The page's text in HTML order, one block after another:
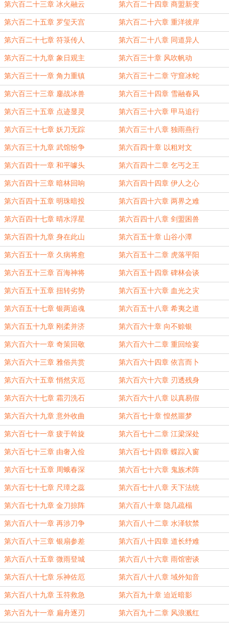
第六百二十三章 冰火融云 第六百二十四章 商盟新变
第六百二十五章 罗玺天宫 第六百二十六章 重洋彼岸
第六百二十七章 符箓传人 第六百二十八章 同道异人
第六百二十九章 象日观主 第六百三十章 风吹帆动
第六百三十一章 角力重镇 第六百三十二章 守窟冰蛇
第六百三十三章 鏖战冰兽 第六百三十四章 雪融春风
第六百三十五章 点迹显灵 第六百三十六章 甲马追行
第六百三十七章 妖刀无踪 第六百三十八章 独雨燕行
第六百三十九章 武馆纷争 第六百四十章 以粗对文
第六百四十一章 和平噱头 第六百四十二章 乞丐之王
第六百四十三章 暗林回响 第六百四十四章 伊人之心
第六百四十五章 明珠暗投 第六百四十六章 两界之难
第六百四十七章 晴水浮星 第六百四十八章 剑盟困兽
第六百四十九章 身在此山 第六百五十章 山谷小潭
第六百五十一章 久病将愈 第六百五十二章 虎落平阳
第六百五十三章 百海神将 第六百五十四章 碑林会谈
第六百五十五章 扭转劣势 第六百五十六章 血光之灾
第六百五十七章 银两追魂 第六百五十八章 希夷之道
第六百五十九章 刚柔并济 第六百六十章 向不赊银
第六百六十一章 奇策回敬 第六百六十二章 重回绘宴
第六百六十三章 雅俗共赏 第六百六十四章 依言而卜
第六百六十五章 悄然灾厄 第六百六十六章 刃透残身
第六百六十七章 霜刃洗石 第六百六十八章 以真易假
第六百六十九章 意外收曲 第六百七十章 惶然噩梦
第六百七十一章 疲于斡旋 第六百七十二章 江梁深处
第六百七十三章 由奢入俭 第六百七十四章 蝶踪入窗
第六百七十五章 周蛾春深 第六百七十六章 鬼族术阵
第六百七十七章 尺璋之蕊 第六百七十八章 天下法统
第六百七十九章 金刀掠阵 第六百八十章 隐几疏榻
第六百八十一章 再涉刀争 第六百八十二章 水泽软禁
第六百八十三章 银扇参差 第六百八十四章 道长纾难
第六百八十五章 微雨登城 第六百八十六章 雨馆密谈
第六百八十七章 乐神佐厄 第六百八十八章 域外知音
第六百八十九章 玉符救急 第六百九十章 迫近暗影
第六百九十一章 扁舟逐刃 第六百九十二章 风浪溅红